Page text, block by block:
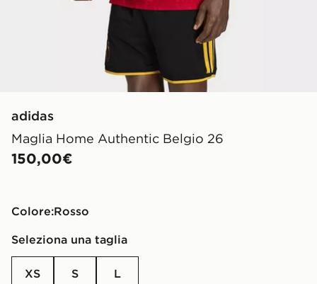
adidas
Maglia Home Authentic Belgio 26
150,00€
Colore: Rosso
Seleziona una taglia
XS S L